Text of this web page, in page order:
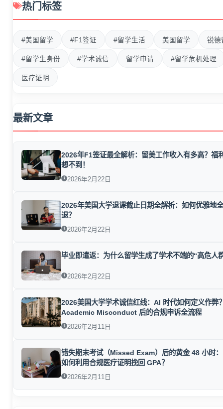
热门标签
#美国留学 #F1签证 #留学生活 美国留学 锐德
#留学生身份 #学术诚信 留学申请 #留学危机处理
医疗证明
最新文章
2026年F1签证最全解析：留美工作收入有多高？福
想不到！
2026年2月22日
2026年美国大学退课截止日期全解析：如何优雅地
退？
2026年2月22日
毕业即遣返：为什么留学生成了学术不端的“高危人
2026年2月22日
2026美国大学学术诚信红线：AI 时代如何定义作弊
Academic Misconduct 后的合规申诉全流程
2026年2月11日
错失期末考试（Missed Exam）后的黄金 48 小时
如何利用合规医疗证明挽回 GPA？
2026年2月11日